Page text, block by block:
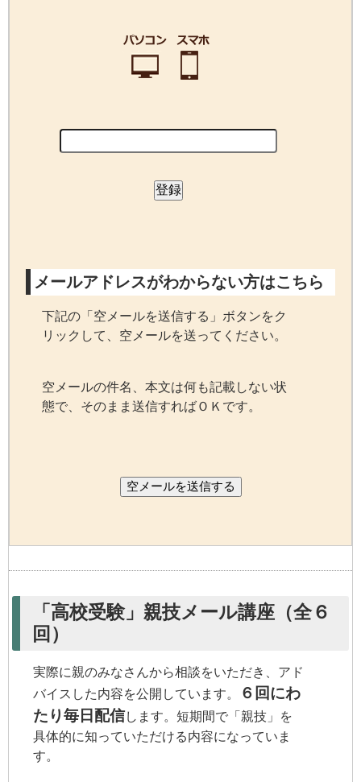
メールアドレスがわからない方はこちら
下記の「空メールを送信する」ボタンをク
リックして、空メールを送ってください。
空メールの件名、本文は何も記載しない状
態で、そのまま送信すればＯＫです。
空メールを送信する
「高校受験」親技メール講座（全６
回）
実際に親のみなさんから相談をいただき、アド
バイスした内容を公開しています。
６回にわ
たり毎日配信します。短期間で「親技」を
具体的に知っていただける内容になっていま
す。